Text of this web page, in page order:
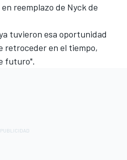
reemplazo de Nyck de
tuvieron esa oportunidad
retroceder en el tiempo,
futuro".